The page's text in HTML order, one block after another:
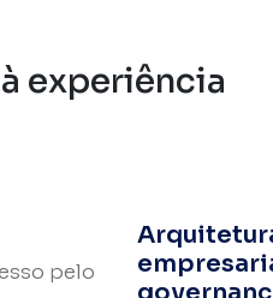
experiência
pelo